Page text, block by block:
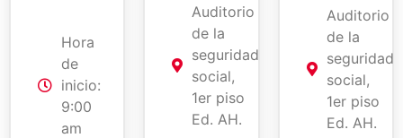
Hora
de
inicio:
9:00
am
Auditorio
de la
seguridad
social,
1er piso
Ed. AH.
Auditorio
de la
seguridad
social,
1er piso
Ed. AH.